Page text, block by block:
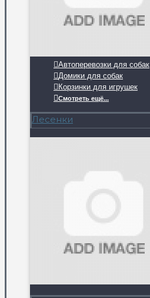
Автоперевозки для собак
Домики для собак
Корзинки для игрушек
Смотреть ещё...
Лесенки